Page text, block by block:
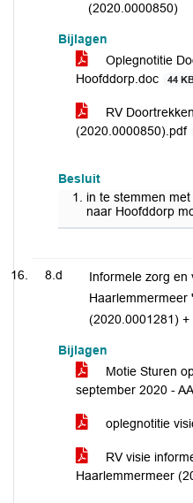
(2020.0000850)
Bijlagen
Oplegnotitie
Hoofddorp.doc
44
RV
(2020.0000850).pdf
Besluit
in te stemmen
naar Hoofddorp
8.d
Informele zorg en
Haarlemmermeer
(2020.0001281)
Bijlagen
Motie Sturen
september 2020 -
oplegnotitie
RV visie
Haarlemmermeer